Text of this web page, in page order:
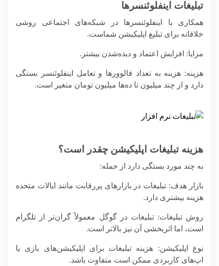
تبلیغات اینفلوئنسرها
همکاری با اینفلوئنسرها در شبکه‌های اجتماعی روشی
خلاقانه برای تبلیغ اپلیکیشن شماست.
مزایا: افزایش اعتماد و دیده‌شدن بیشتر.
هزینه: هزینه به تعداد فالوورها و تعامل اینفلوئنسر بستگی
دارد و از چند میلیون تا ده‌ها میلیون تومان متغیر است.
هزینه تبلیغات اپلیکیشن چقدر است؟
به چند مورد بستگی دارد از جمله:
بازار هدف: تبلیغات در بازارهای پررقابت مانند ایالات متحده
هزینه بیشتری دارد.
روش تبلیغات: تبلیغات در گوگل معمولاً گران‌تر از تلگرام
است، اما اثربخشی آن نیز بالاتر است.
نوع اپلیکیشن: هزینه تبلیغات برای اپلیکیشن‌های بازی یا
اپ‌های کاربردی ممکن است متفاوت باشد.